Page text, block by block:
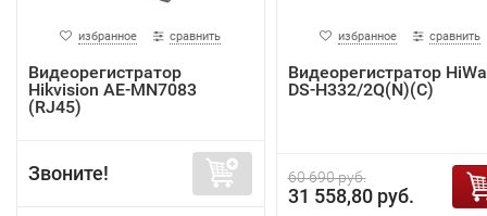
избранное сравнить
Видеорегистратор
Hikvision AE-MN7083
(RJ45)
Звоните!
избранное сравнить
Видеорегистратор
DS-H332/2Q(N)(C)
60 690 руб.
31 558,80 руб.